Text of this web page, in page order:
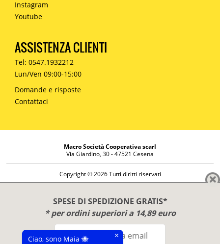
SPESE DI SPEDIZIONE GRATIS*
* per ordini superiori a 14,89 euro
Instagram
Youtube
ASSISTENZA CLIENTI
Tel: 0547.1932212
Lun/Ven 09:00-15:00
Domande e risposte
Contattaci
Macro Società Cooperativa scarl
Via Giardino, 30 - 47521 Cesena
Copyright © 2026 Tutti diritti riservati
Diritto di reso
Disclaimer
Privacy Policy
Ciao, sono Maia 🐝 ×